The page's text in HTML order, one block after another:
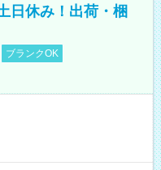
日休み！出荷・梱
ブランクOK